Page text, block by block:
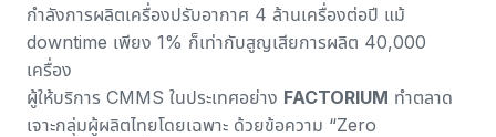
กำลังการผลิตเครื่องปรับอากาศ 4 ล้านเครื่องต่อปี แม้
downtime เพียง 1% ก็เท่ากับสูญเสียการผลิต 40,000
เครื่อง
ผู้ให้บริการ CMMS ในประเทศอย่าง FACTORIUM ทำตลาด
เจาะกลุ่มผู้ผลิตไทยโดยเฉพาะ ด้วยข้อความ “Zero